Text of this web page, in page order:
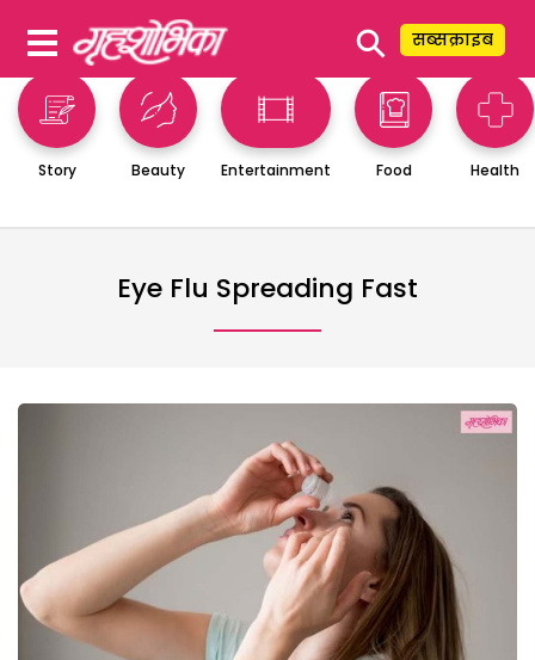
⚲ सब्सक्राइब
Story Beauty Entertainment Food Health
Eye Flu Spreading Fast